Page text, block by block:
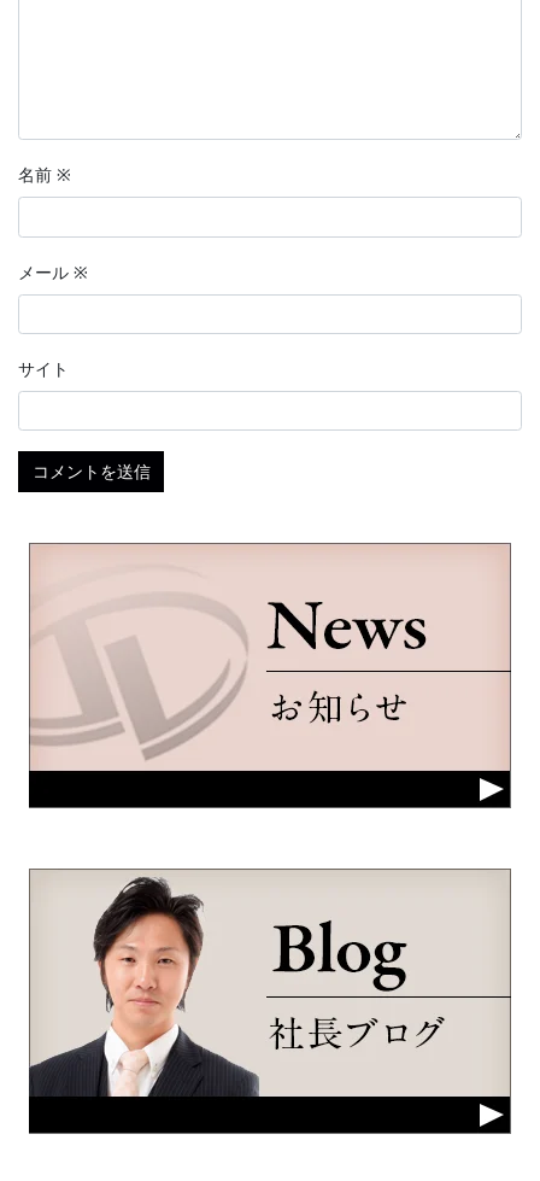
名前 ※
メール ※
サイト